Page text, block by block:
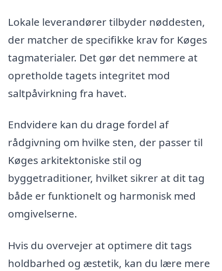
Lokale leverandører tilbyder nøddesten,
der matcher de specifikke krav for Køges
tagmaterialer. Det gør det nemmere at
opretholde tagets integritet mod
saltpåvirkning fra havet.
Endvidere kan du drage fordel af
rådgivning om hvilke sten, der passer til
Køges arkitektoniske stil og
byggetraditioner, hvilket sikrer at dit tag
både er funktionelt og harmonisk med
omgivelserne.
Hvis du overvejer at optimere dit tags
holdbarhed og æstetik, kan du lære mere